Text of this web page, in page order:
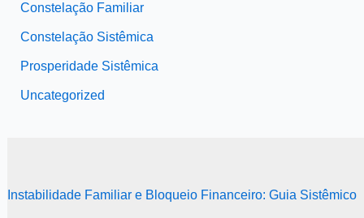
Constelação Familiar
Constelação Sistêmica
Prosperidade Sistêmica
Uncategorized
Instabilidade Familiar e Bloqueio Financeiro: Guia Sistêmico